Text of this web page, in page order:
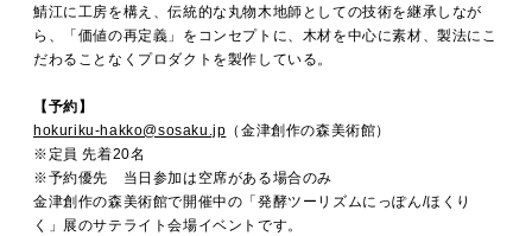
鯖江に工房を構え、伝統的な丸物木地師としての技術を継承しなが
ら、「価値の再定義」をコンセプトに、木材を中心に素材、製法にこ
だわることなくプロダクトを製作している。
【予約】
hokuriku-hakko@sosaku.jp （金津創作の森美術館）
※定員 先着20名
※予約優先 当日参加は空席がある場合のみ
金津創作の森美術館で開催中の「発酵ツーリズムにっぽん/ほくり
く」展のサテライト会場イベントです。